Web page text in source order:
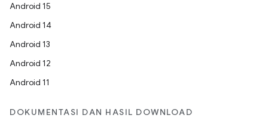
Android 15
Android 14
Android 13
Android 12
Android 11
DOKUMENTASI DAN HASIL DOWNLOAD